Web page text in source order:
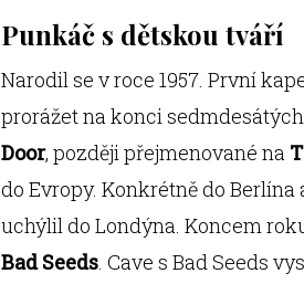
Punkáč s dětskou tváří
Narodil se v roce 1957. První
prorážet na konci
Door, později přejmenované na
do Evropy. Konkrétně do
uchýlil do Londýna. Koncem
Bad Seeds. Cave s Bad Seeds